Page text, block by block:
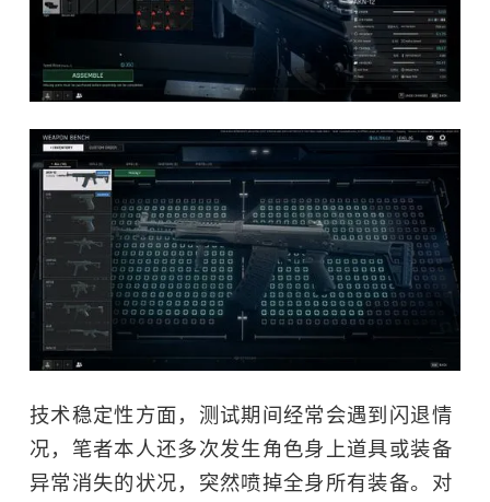
技术稳定性方面，测试期间经常会遇到闪退情
况，笔者本人还多次发生角色身上道具或装备
异常消失的状况，突然喷掉全身所有装备。对